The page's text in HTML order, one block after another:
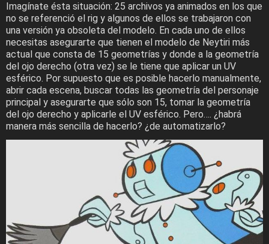
Imagínate ésta situación: 25 archivos ya animados en los que
no se referenció el rig y algunos de ellos se trabajaron con
una versión ya obsoleta del modelo. En cada uno de ellos
necesitas asegurarte que tienen el modelo de Neytiri más
actual que consta de 15 geometrías y donde a la geometría
del ojo derecho (otra vez) se le tiene que aplicar un UV
esférico. Por supuesto que es posible hacerlo manualmente,
abrir cada escena, buscar todas las geometría del personaje
principal y asegurarte que sólo son 15, tomar la geometría
del ojo derecho y aplicarle el UV esférico. Pero…. ¿habrá
manera más sencilla de hacerlo? ¿de automatizarlo?